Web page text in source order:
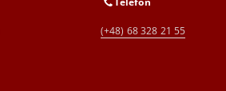
(+48) 68 328 21 55